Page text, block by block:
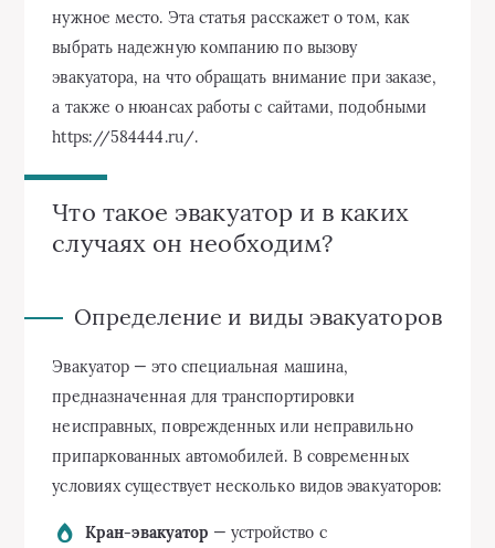
нужное место. Эта статья расскажет о том, как
выбрать надежную компанию по вызову
эвакуатора, на что обращать внимание при заказе,
а также о нюансах работы с сайтами, подобными
https://584444.ru/.
Что такое эвакуатор и в каких
случаях он необходим?
Определение и виды эвакуаторов
Эвакуатор — это специальная машина,
предназначенная для транспортировки
неисправных, поврежденных или неправильно
припаркованных автомобилей. В современных
условиях существует несколько видов эвакуаторов:
Кран-эвакуатор — устройство с